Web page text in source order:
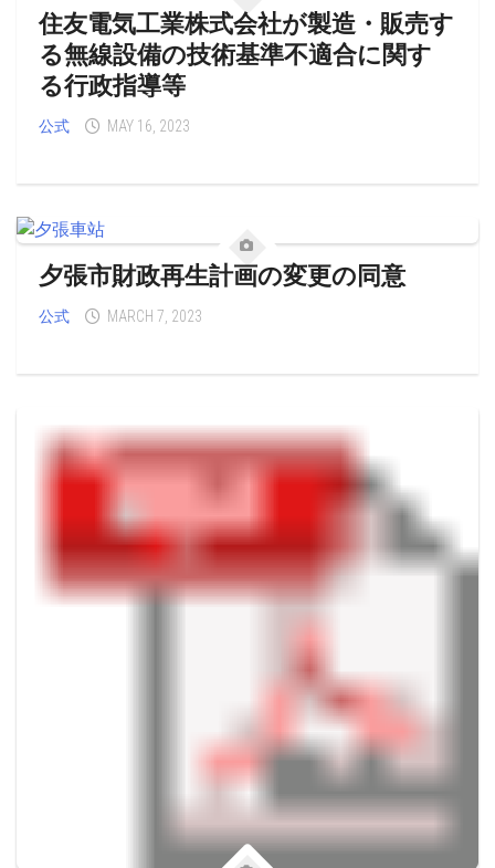
住友電気工業株式会社が製造・販売す
る無線設備の技術基準不適合に関す
る行政指導等
公式 MAY 16, 2023
夕張市財政再生計画の変更の同意
公式 MARCH 7, 2023